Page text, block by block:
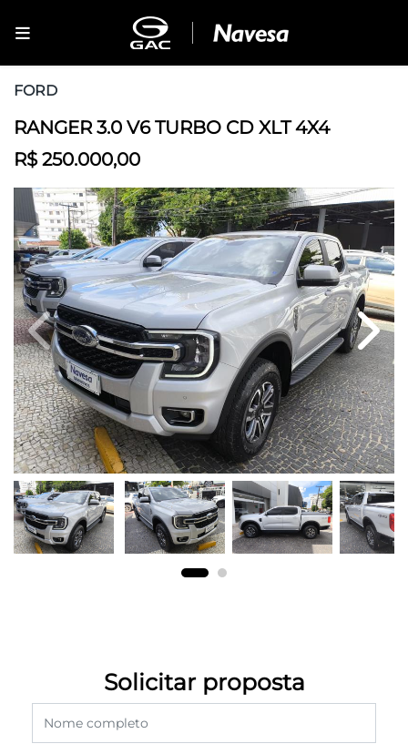
FORD
RANGER 3.0 V6 TURBO CD XLT 4X4
R$ 250.000,00
Previous Next
Solicitar proposta